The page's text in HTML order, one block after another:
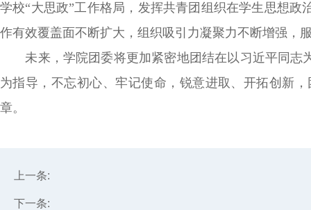
学校“大思政”工作格局，发挥共青团组织在学生思想
作有效覆盖面不断扩大，组织吸引力凝聚力不断增强，
未来，学院团委将更加紧密地团结在以习近平同志
为指导，不忘初心、牢记使命，锐意进取、开拓创新
章。
上一条:
下一条: